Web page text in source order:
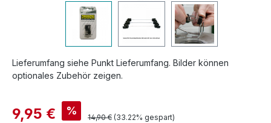
Lieferumfang siehe Punkt Lieferumfang. Bilder können
optionales Zubehör zeigen.
Verkaufspreis:
9,95 € % Regulärer Preis:
14,90 € (33.22% gespart)